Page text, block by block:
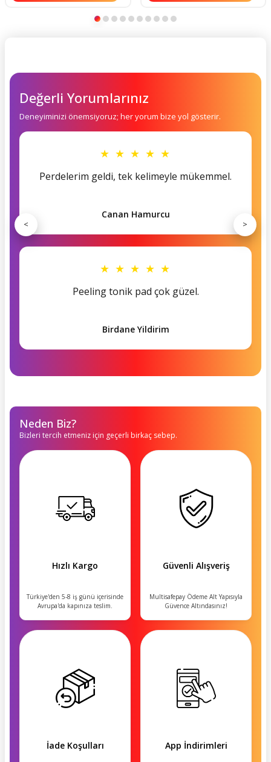
Değerli Yorumlarınız
Deneyiminizi önemsiyoruz; her yorum bize yol gösterir.
★ ★ ★ ★ ★
Perdelerim geldi, tek kelimeyle mükemmel.
Canan Hamurcu
★ ★ ★ ★ ★
Peeling tonik pad çok güzel.
Birdane Yildirim
< >
Neden Biz?
Bizleri tercih etmeniz için geçerli birkaç sebep.
Hızlı Kargo
Türkiye'den 5-8 iş günü içerisinde
Avrupa'da kapınıza teslim.
Güvenli Alışveriş
Multisafepay Ödeme Alt Yapısıyla
Güvence Altındasınız!
İade Koşulları App İndirimleri